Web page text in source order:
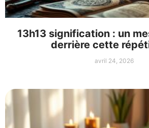
13h13 signification : un
derrière cette
avril 24, 2026